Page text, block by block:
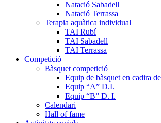
Natació Sabadell
Natació Terrassa
Terapia aquàtica individual
TAI Rubí
TAI Sabadell
TAI Terrassa
Competició
Bàsquet competició
Equip de bàsquet en cadira
Equip “A” D.I.
Equip “B” D. I.
Calendari
Hall of fame